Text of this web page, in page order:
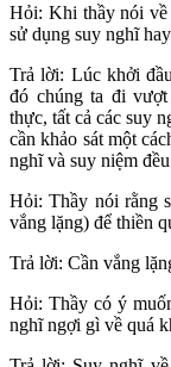
Hỏi: Khi thầy nói về
sử dụng suy nghĩ
Trả lời: Lúc khởi
đó chúng ta đi
thực, tất cả các suy
cần khảo sát một
nghĩ và suy niệm
Hỏi: Thầy nói rằng
vắng lặng) để thiền
Trả lời: Cần vắng
Hỏi: Thầy có ý
nghĩ ngợi gì về quá